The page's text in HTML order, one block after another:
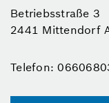
Betriebsstraße 3
2441 Mittendorf
Telefon: